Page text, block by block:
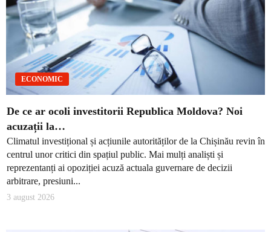
ECONOMIC
De ce ar ocoli investitorii Republica Moldova? Noi
acuzații la…
Climatul investițional și acțiunile autorităților de la Chișinău revin în
centrul unor critici din spațiul public. Mai mulți analiști și
reprezentanți ai opoziției acuză actuala guvernare de decizii
arbitrare, presiuni...
3 august 2026